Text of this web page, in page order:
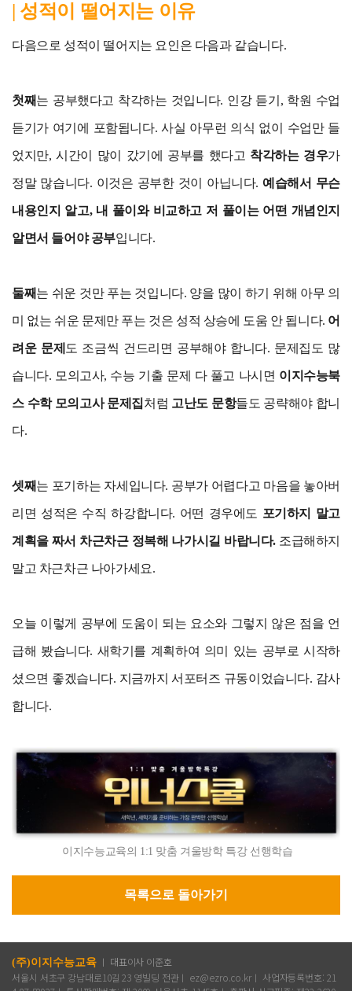
| 성적이 떨어지는 이유
다음으로 성적이 떨어지는 요인은 다음과 같습니다.
첫째는 공부했다고 착각하는 것입니다. 인강 듣기, 학원 수업
듣기가 여기에 포함됩니다. 사실 아무런 의식 없이 수업만 들
었지만, 시간이 많이 갔기에 공부를 했다고 착각하는 경우가
정말 많습니다. 이것은 공부한 것이 아닙니다. 예습해서 무슨
내용인지 알고, 내 풀이와 비교하고 저 풀이는 어떤 개념인지
알면서 들어야 공부입니다.
둘째는 쉬운 것만 푸는 것입니다. 양을 많이 하기 위해 아무 의
미 없는 쉬운 문제만 푸는 것은 성적 상승에 도움 안 됩니다. 어
려운 문제 도 조금씩 건드리면 공부해야 합니다. 문제집도 많
습니다. 모의고사, 수능 기출 문제 다 풀고 나시면 이지수능북
스 수학 모의고사 문제집처럼 고난도 문항들도 공략해야 합니
다.
셋째는 포기하는 자세입니다. 공부가 어렵다고 마음을 놓아버
리면 성적은 수직 하강합니다. 어떤 경우에도 포기하지 말고
계획을 짜서 차근차근 정복해 나가시길 바랍니다.조급해하지
말고 차근차근 나아가세요.
오늘 이렇게 공부에 도움이 되는 요소와 그렇지 않은 점을 언
급해 봤습니다. 새학기를 계획하여 의미 있는 공부로 시작하
셨으면 좋겠습니다. 지금까지 서포터즈 규동이었습니다. 감사
합니다.
이지수능교육의 1:1 맞춤 겨울방학 특강 선행학습
목록으로 돌아가기
(주)이지수능교육 ㅣ 대표이사 이준호
서울시 서초구 강남대로10길 23 영빌딩 전관ㅣ ez@ezro.co.krㅣ 사업자등록번호: 21